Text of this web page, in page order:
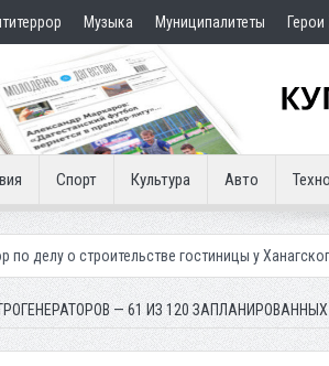
Музыка Муниципалитеты Герои
Спорт Культура Авто
гостиницы у Ханагского водопада
— 61 ИЗ 120 ЗАПЛАНИРОВАННЫХ